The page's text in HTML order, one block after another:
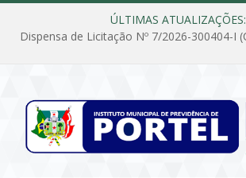
ÚLTIMAS ATUALIZAÇÕES: